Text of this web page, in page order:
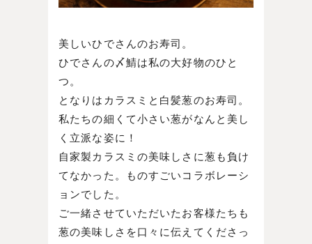
美しいひでさんのお寿司。
ひでさんの〆鯖は私の大好物のひと
つ。
となりはカラスミと白髪葱のお寿司。
私たちの細くて小さい葱がなんと美し
く立派な姿に！
自家製カラスミの美味しさに葱も負け
てなかった。ものすごいコラボレーシ
ョンでした。
ご一緒させていただいたお客様たちも
葱の美味しさを口々に伝えてくださっ